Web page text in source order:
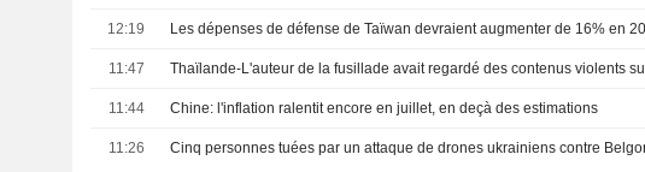
12:19
11:47
11:44 Chine: l'inflation ralentit encore en juillet, en deçà des estimations
11:26